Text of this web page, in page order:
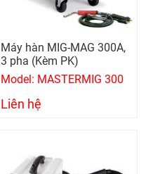
Máy hàn MIG-MAG 300A,
3 pha (Kèm PK)
Model: MASTERMIG 300
Liên hệ